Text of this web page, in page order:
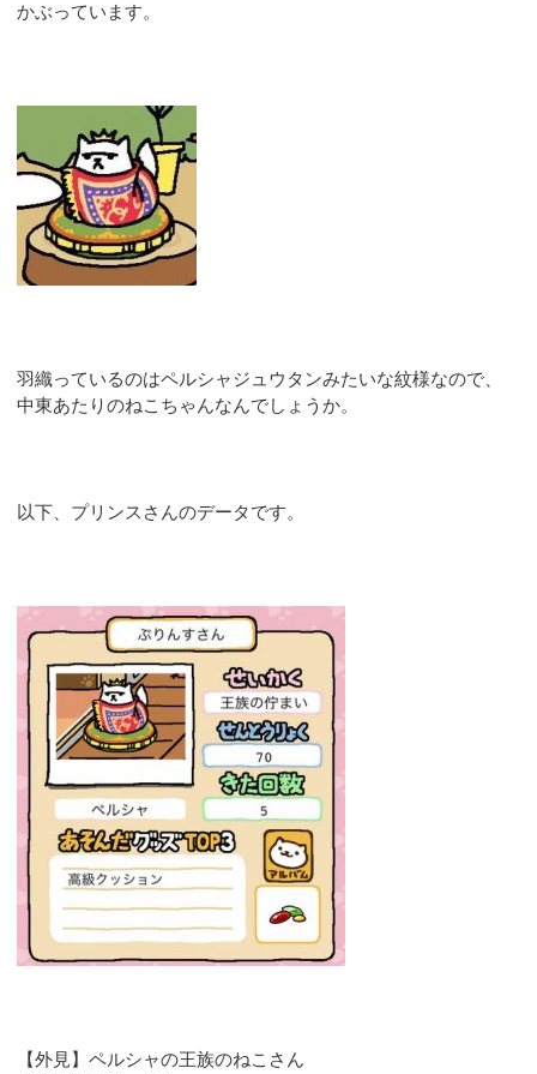
かぶっています。
羽織っているのはペルシャジュウタンみたいな紋様なので、
中東あたりのねこちゃんなんでしょうか。
以下、プリンスさんのデータです。
【外見】ペルシャの王族のねこさん